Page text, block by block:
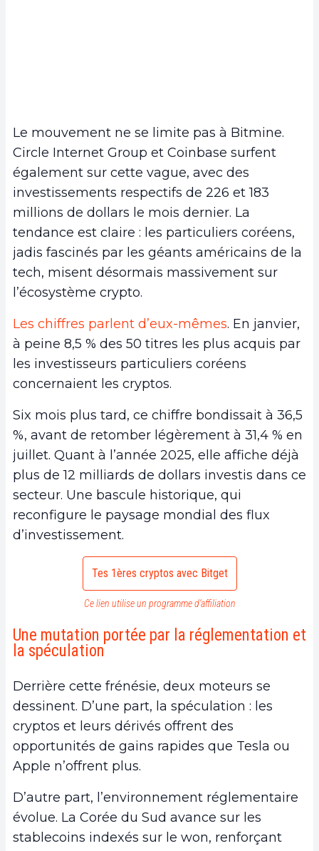
Le mouvement ne se limite pas à Bitmine.
Circle Internet Group et Coinbase surfent
également sur cette vague, avec des
investissements respectifs de 226 et 183
millions de dollars le mois dernier. La
tendance est claire : les particuliers coréens,
jadis fascinés par les géants américains de la
tech, misent désormais massivement sur
l’écosystème crypto.
Les chiffres parlent d’eux-mêmes. En janvier,
à peine 8,5 % des 50 titres les plus acquis par
les investisseurs particuliers coréens
concernaient les cryptos.
Six mois plus tard, ce chiffre bondissait à 36,5
%, avant de retomber légèrement à 31,4 % en
juillet. Quant à l’année 2025, elle affiche déjà
plus de 12 milliards de dollars investis dans ce
secteur. Une bascule historique, qui
reconfigure le paysage mondial des flux
d’investissement.
Tes 1ères cryptos avec Bitget
Ce lien utilise un programme d’affiliation
Une mutation portée par la réglementation et
la spéculation
Derrière cette frénésie, deux moteurs se
dessinent. D’une part, la spéculation : les
cryptos et leurs dérivés offrent des
opportunités de gains rapides que Tesla ou
Apple n’offrent plus.
D’autre part, l’environnement réglementaire
évolue. La Corée du Sud avance sur les
stablecoins indexés sur le won, renforçant